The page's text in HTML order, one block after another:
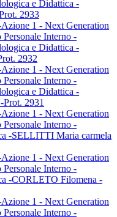
e Didattica -
2933
1 - Next Generation
Interno -
e Didattica -
2932
1 - Next Generation
Interno -
e Didattica -
2931
1 - Next Generation
Interno -
-SELLITTI Maria carmela
1 - Next Generation
Interno -
-CORLETO Filomena -
1 - Next Generation
Interno -